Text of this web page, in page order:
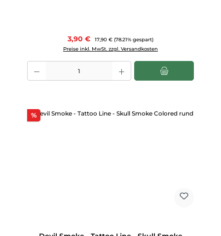
Verkaufspreis:
3,90 € Regulärer Preis:
17,90 € (78.21% gespart)
Preise inkl. MwSt. zzgl. Versandkosten
Produkt Anzahl: Gib den gewünschten Wert ein oder benutze die
%Rabatt